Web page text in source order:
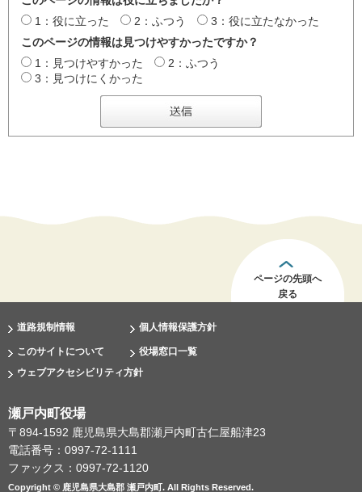
1：役に立った
2：ふつう
3：役に立たなかった
このページの情報は見つけやすかったですか？
1：見つけやすかった
2：ふつう
3：見つけにくかった
ページの先頭へ
戻る
道路規制情報 個人情報保護方針
このサイトについて
役場窓口一覧
ウェブアクセシビリティ方針
瀬戸内町役場
〒894-1592 鹿児島県大島郡瀬戸内町古仁屋船津23
電話番号：0997-72-1111
ファックス：0997-72-1120
Copyright © 鹿児島県大島郡 瀬戸内町. All Rights Reserved.